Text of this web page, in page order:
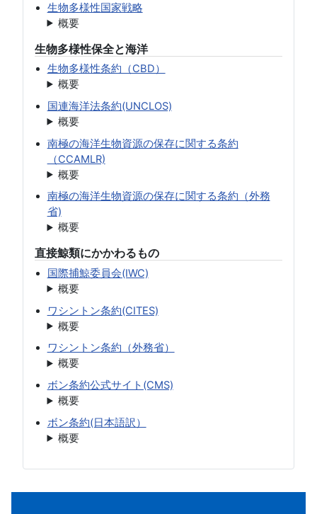
生物多様性国家戦略
概要
生物多様性保全と海洋
生物多様性条約（CBD）
概要
国連海洋法条約(UNCLOS)
概要
南極の海洋生物資源の保存に関する条約
（CCAMLR)
概要
南極の海洋生物資源の保存に関する条約（外務
省)
概要
直接鯨類にかかわるもの
国際捕鯨委員会(IWC)
概要
ワシントン条約(CITES)
概要
ワシントン条約（外務省）
概要
ボン条約公式サイト(CMS)
概要
ボン条約(日本語訳）
概要